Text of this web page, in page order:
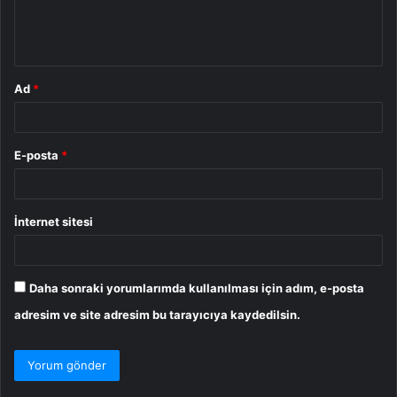
Ad *
E-posta *
İnternet sitesi
Daha sonraki yorumlarımda kullanılması için adım, e-posta
adresim ve site adresim bu tarayıcıya kaydedilsin.